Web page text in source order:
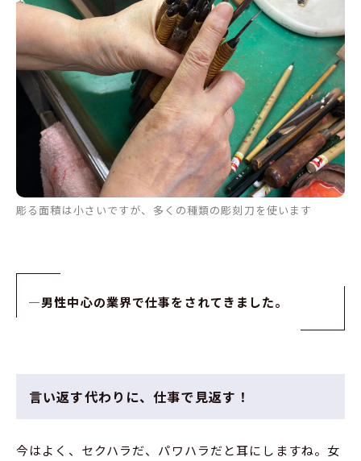
彫る面積は小さいですが、多くの種類の彫刻刀を使います
—男性中心の業界で仕事をされてきました。
言い返す代わりに、仕事で見返す！
今はよく、セクハラだ、パワハラだと耳にしますね。女